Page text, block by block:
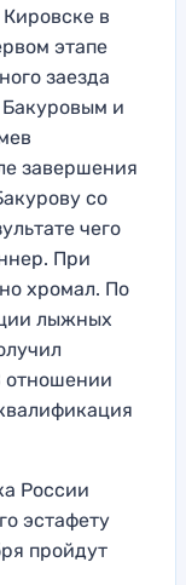
в
этапе
заезда
Бакуровым и
завершения
со
чего
При
хромал. По
лыжных
отношении
России
эстафету
пройдут